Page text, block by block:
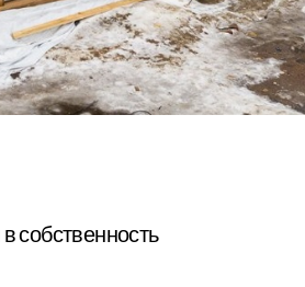
собственность